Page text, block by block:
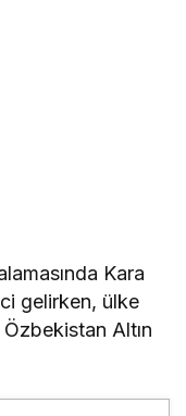
Kara
gelirken, ülke
Altın